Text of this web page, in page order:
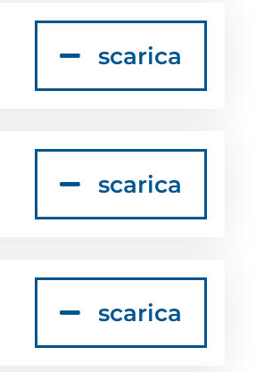
scarica
scarica
scarica